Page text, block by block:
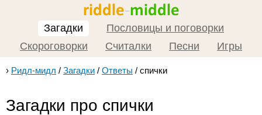
Загадки
Пословицы и поговорки
Скороговорки
Считалки Песни Игры
› Ридл-мидл / Загадки / Ответы / спички
Загадки про спички